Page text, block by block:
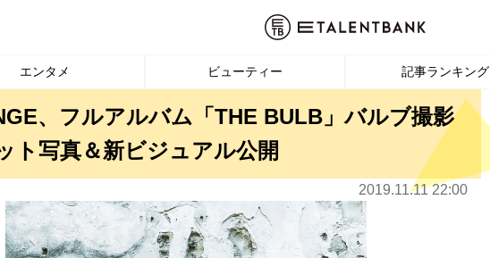
エンタメ ビューティー 記事ランキング
、フルアルバム「THE BULB」バルブ撮影
ト写真＆新ビジュアル公開
2019.11.11 22:00